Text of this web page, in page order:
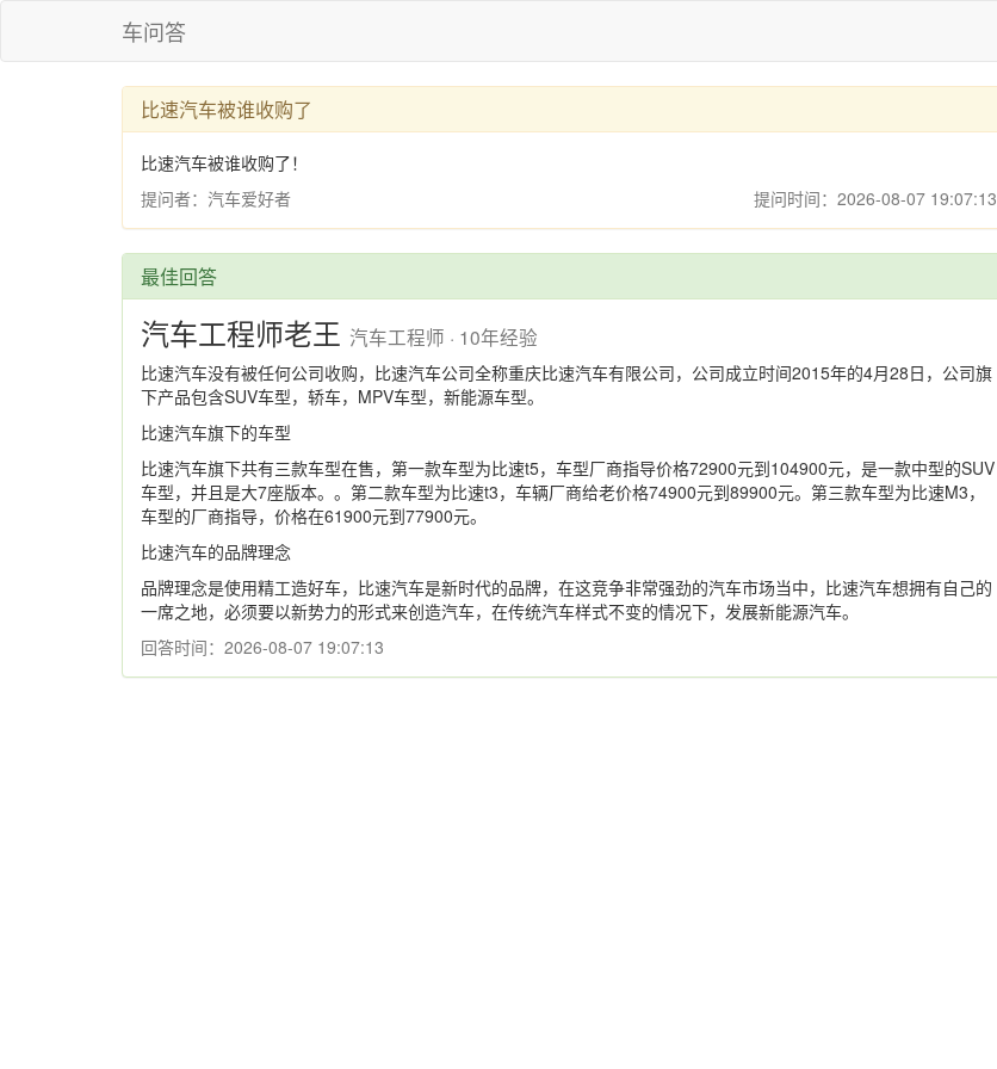
车问答
比速汽车被谁收购了
比速汽车被谁收购了！
提问者：汽车爱好者
提问时间：2026-08-07 19:07:13
最佳回答
汽车工程师老王 汽车工程师 · 10年经验
比速汽车没有被任何公司收购，比速汽车公司全称重庆比速汽车有限公司，公司成立时间2015年的4月28日，公司旗
下产品包含SUV车型，轿车，MPV车型，新能源车型。
比速汽车旗下的车型
比速汽车旗下共有三款车型在售，第一款车型为比速t5，车型厂商指导价格72900元到104900元，是一款中型的SUV
车型，并且是大7座版本。。第二款车型为比速t3，车辆厂商给老价格74900元到89900元。第三款车型为比速M3，
车型的厂商指导，价格在61900元到77900元。
比速汽车的品牌理念
品牌理念是使用精工造好车，比速汽车是新时代的品牌，在这竞争非常强劲的汽车市场当中，比速汽车想拥有自己的
一席之地，必须要以新势力的形式来创造汽车，在传统汽车样式不变的情况下，发展新能源汽车。
回答时间：2026-08-07 19:07:13